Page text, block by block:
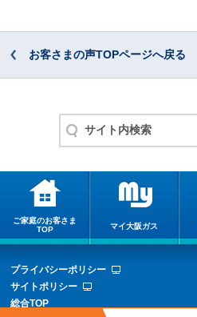
お客さまの声TOPページへ戻る
ご家庭のお客さま
TOP
マイ大阪ガス
プライバシーポリシー
サイトポリシー
総合TOP